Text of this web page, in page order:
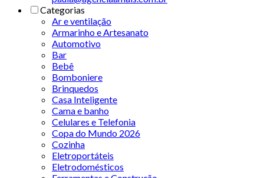
Categorias
Ar e ventilação
Armarinho e Artesanato
Automotivo
Bar
Bebê
Bomboniere
Brinquedos
Casa Inteligente
Cama e banho
Celulares e Telefonia
Copa do Mundo 2026
Cozinha
Eletroportáteis
Eletrodomésticos